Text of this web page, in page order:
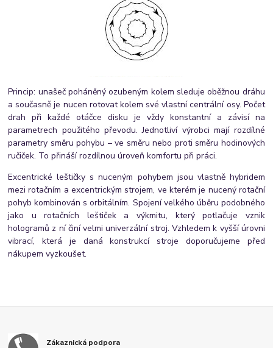
Princip: unašeč poháněný ozubeným kolem sleduje oběžnou dráhu
a současně je nucen rotovat kolem své vlastní centrální osy. Počet
drah při každé otáčce disku je vždy konstantní a závisí na
parametrech použitého převodu. Jednotliví výrobci mají rozdílné
parametry směru pohybu – ve směru nebo proti směru hodinových
ručiček. To přináší rozdílnou úroveň komfortu při práci.
Excentrické leštičky s nuceným pohybem jsou vlastně hybridem
mezi rotačním a excentrickým strojem, ve kterém je nucený rotační
pohyb kombinován s orbitálním. Spojení velkého úběru podobného
jako u rotačních leštiček a výkmitu, který potlačuje vznik
hologramů z ní činí velmi univerzální stroj. Vzhledem k vyšší úrovni
vibrací, která je daná konstrukcí stroje doporučujeme před
nákupem vyzkoušet.
Zákaznická podpora